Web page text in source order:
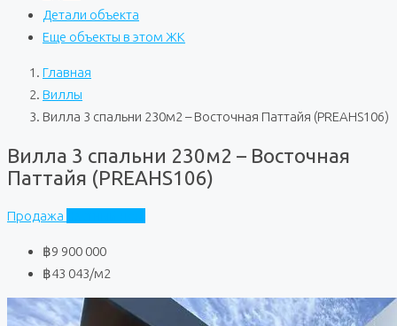
Детали объекта
Еще объекты в этом ЖК
Главная
Виллы
Вилла 3 спальни 230м2 – Восточная Паттайя (PREAHS106)
Вилла 3 спальни 230м2 – Восточная
Паттайя (PREAHS106)
Продажа
฿9 900 000
฿43 043/м2